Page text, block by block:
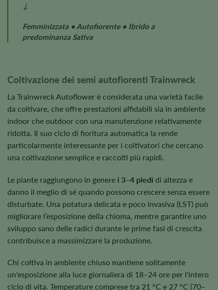
↓
Femminizzata • Autofiorente • Ibrido a
predominanza Sativa
Coltivazione dei semi autofiorenti Trainwreck
La Trainwreck Autoflower è considerata una varietà facile
da coltivare, che offre prestazioni affidabili sia in ambiente
indoor che outdoor con una manutenzione relativamente
ridotta. Il suo ciclo di fioritura automatica la rende
particolarmente interessante per i coltivatori che cercano
una coltivazione semplice e raccolti più rapidi.
Le piante raggiungono in genere i 3–4 piedi di altezza e
danno il meglio di sé quando possono crescere senza essere
disturbate. Una potatura delicata e poco invasiva (LST) può
migliorare l’esposizione della chioma, mentre garantire uno
sviluppo sano delle radici durante le prime fasi di crescita
contribuisce a massimizzare la produzione.
Chi coltiva in ambiente chiuso mantiene solitamente
un'esposizione alla luce giornaliera di 18–24 ore per l'intero
ciclo di vita. Temperature comprese tra 21 °C e 27 °C (70–